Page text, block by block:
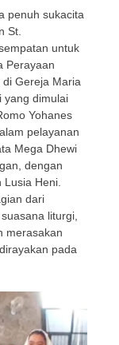
penuh sukacita
St.
untuk
Perayaan
di Gereja Maria
yang dimulai
Yohanes
pelayanan
Mega Dhewi
dengan
Lusia Heni.
dari
liturgi,
merasakan
pada